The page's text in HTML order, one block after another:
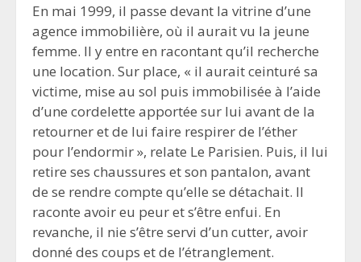
En mai 1999, il passe devant la vitrine d’une
agence immobilière, où il aurait vu la jeune
femme. Il y entre en racontant qu’il recherche
une location. Sur place, « il aurait ceinturé sa
victime, mise au sol puis immobilisée à l’aide
d’une cordelette apportée sur lui avant de la
retourner et de lui faire respirer de l’éther
pour l’endormir », relate Le Parisien. Puis, il lui
retire ses chaussures et son pantalon, avant
de se rendre compte qu’elle se détachait. Il
raconte avoir eu peur et s’être enfui. En
revanche, il nie s’être servi d’un cutter, avoir
donné des coups et de l’étranglement.